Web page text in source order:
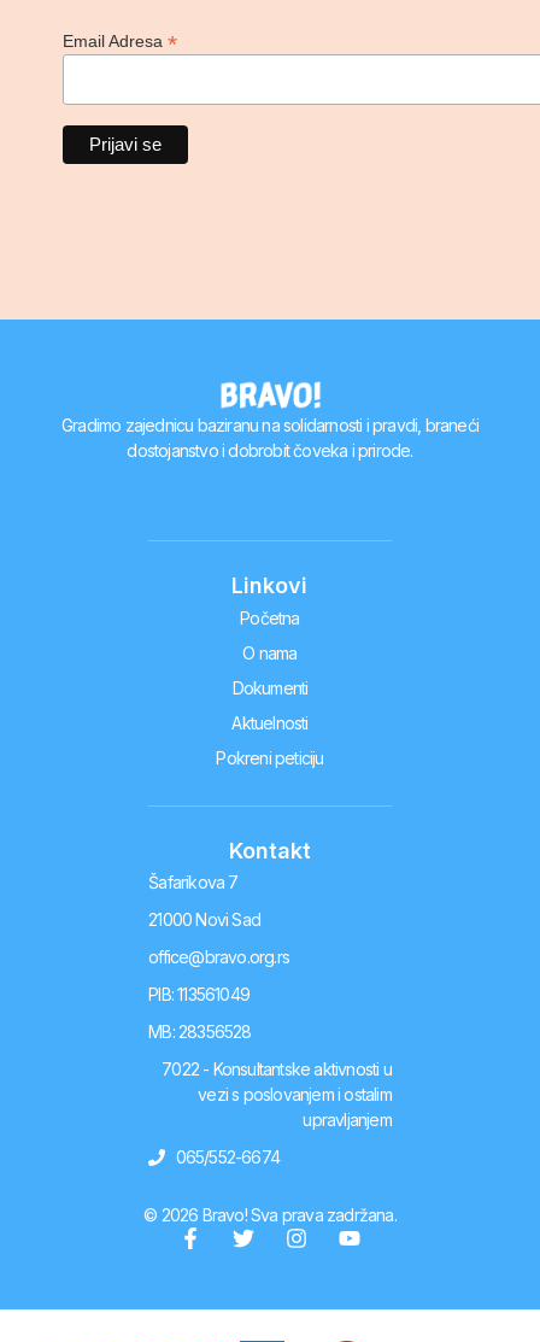
Email Adresa*
Gradimo zajednicu baziranu na solidarnosti i pravdi, braneći
dostojanstvo i dobrobit čoveka i prirode.
Linkovi
Početna
O nama
Dokumenti
Aktuelnosti
Pokreni peticiju
Kontakt
Šafarikova 7
21000 Novi Sad
office@bravo.org.rs
PIB: 113561049
MB: 28356528
7022 - Konsultantske aktivnosti u
vezi s poslovanjem i ostalim
upravljanjem
065/552-6674
© 2026 Bravo! Sva prava zadržana.